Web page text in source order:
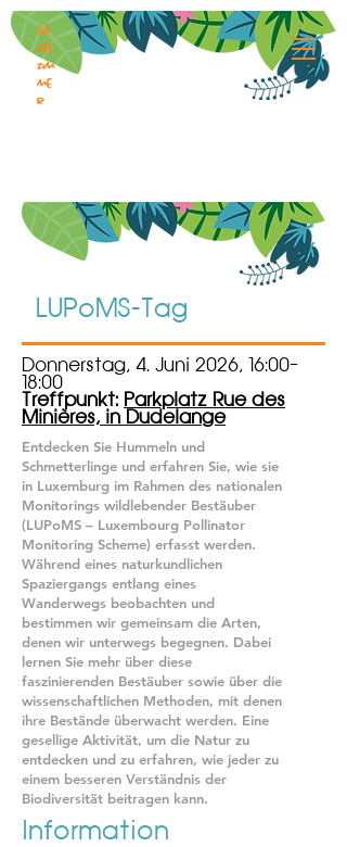
Gä
ste
zim
me
r
LUPoMS-Tag
Donnerstag, 4. Juni 2026, 16:00–
18:00
Treffpunkt: Parkplatz Rue des
Minières, in Dudelange
Entdecken Sie Hummeln und
Schmetterlinge und erfahren Sie, wie sie
in Luxemburg im Rahmen des nationalen
Monitorings wildlebender Bestäuber
(LUPoMS – Luxembourg Pollinator
Monitoring Scheme) erfasst werden.
Während eines naturkundlichen
Spaziergangs entlang eines
Wanderwegs beobachten und
bestimmen wir gemeinsam die Arten,
denen wir unterwegs begegnen. Dabei
lernen Sie mehr über diese
faszinierenden Bestäuber sowie über die
wissenschaftlichen Methoden, mit denen
ihre Bestände überwacht werden. Eine
gesellige Aktivität, um die Natur zu
entdecken und zu erfahren, wie jeder zu
einem besseren Verständnis der
Biodiversität beitragen kann.
Information